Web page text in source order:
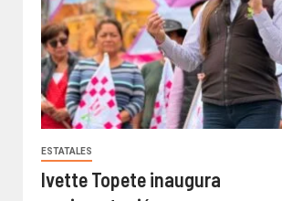
ESTATALES
Ivette Topete inaugura